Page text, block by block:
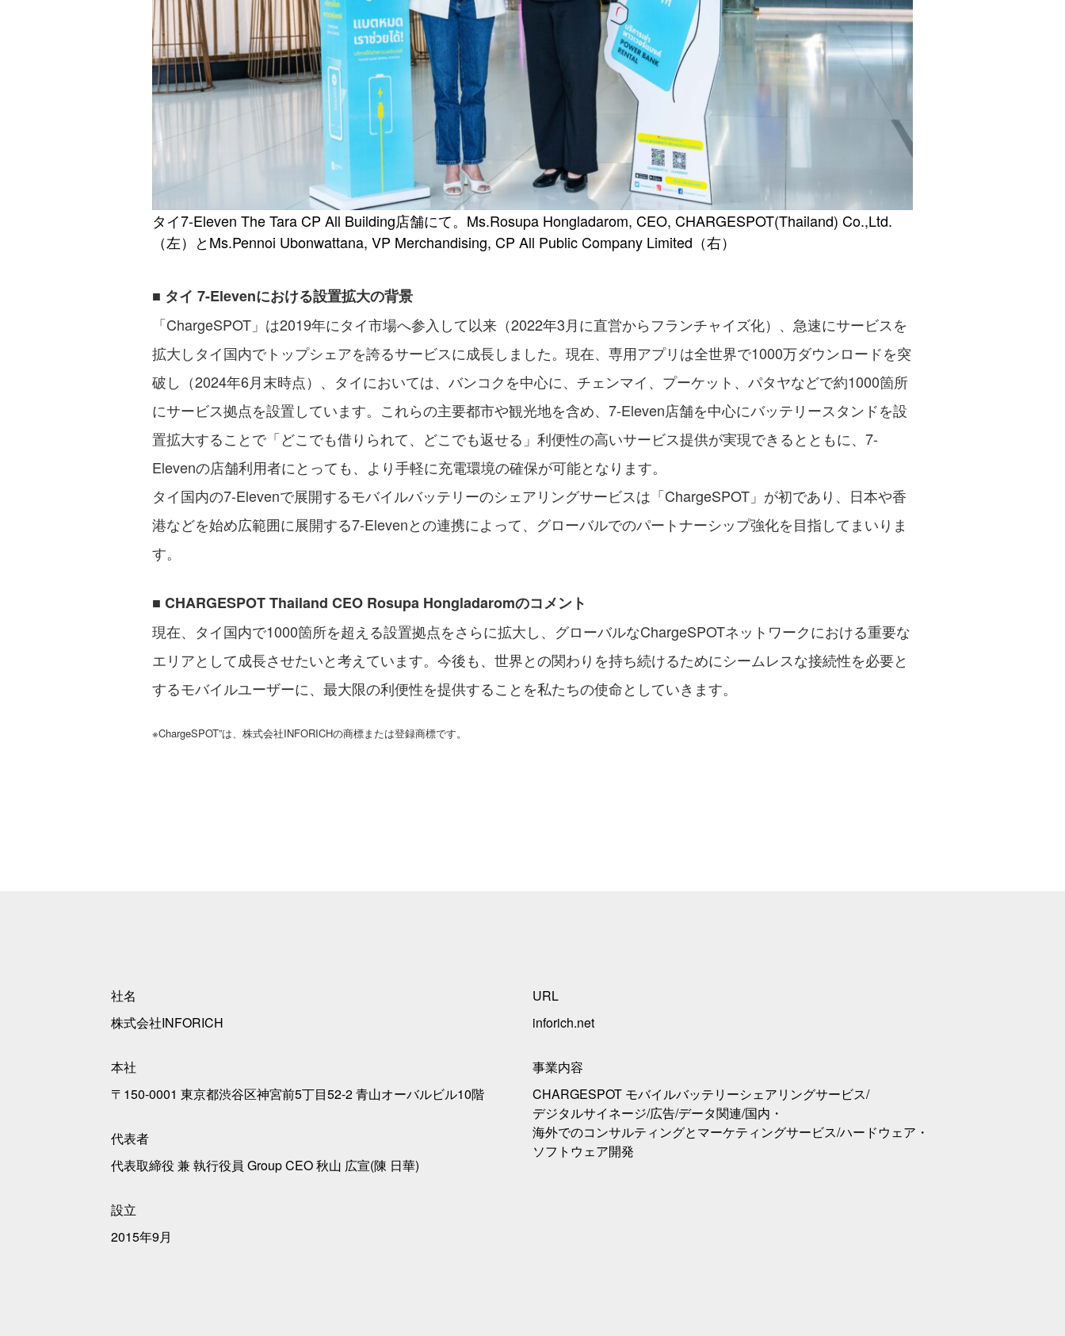
タイ7-Eleven The Tara CP All Building店舗にて。Ms.Rosupa Hongladarom, CEO, CHARGESPOT(Thailand) Co.,Ltd.
（左）とMs.Pennoi Ubonwattana, VP Merchandising, CP All Public Company Limited（右）
■ タイ 7-Elevenにおける設置拡大の背景
「ChargeSPOT」は2019年にタイ市場へ参入して以来（2022年3月に直営からフランチャイズ化）、急速にサービスを
拡大しタイ国内でトップシェアを誇るサービスに成長しました。現在、専用アプリは全世界で1000万ダウンロードを突
破し（2024年6月末時点）、タイにおいては、バンコクを中心に、チェンマイ、プーケット、パタヤなどで約1000箇所
にサービス拠点を設置しています。これらの主要都市や観光地を含め、7-Eleven店舗を中心にバッテリースタンドを設
置拡大することで「どこでも借りられて、どこでも返せる」利便性の高いサービス提供が実現できるとともに、7-
Elevenの店舗利用者にとっても、より手軽に充電環境の確保が可能となります。
タイ国内の7-Elevenで展開するモバイルバッテリーのシェアリングサービスは「ChargeSPOT」が初であり、日本や香
港などを始め広範囲に展開する7-Elevenとの連携によって、グローバルでのパートナーシップ強化を目指してまいりま
す。
■ CHARGESPOT Thailand CEO Rosupa Hongladaromのコメント
現在、タイ国内で1000箇所を超える設置拠点をさらに拡大し、グローバルなChargeSPOTネットワークにおける重要な
エリアとして成長させたいと考えています。今後も、世界との関わりを持ち続けるためにシームレスな接続性を必要と
するモバイルユーザーに、最大限の利便性を提供することを私たちの使命としていきます。
※ChargeSPOT”は、株式会社INFORICHの商標または登録商標です。
社名
株式会社INFORICH
本社
〒150-0001 東京都渋谷区神宮前5丁目52-2 青山オーバルビル10階
代表者
代表取締役 兼 執行役員 Group CEO 秋山 広宣(陳 日華)
設立
2015年9月
URL
inforich.net
事業内容
CHARGESPOT モバイルバッテリーシェアリングサービス/
デジタルサイネージ/広告/データ関連/国内・
海外でのコンサルティングとマーケティングサービス/ハードウェア・
ソフトウェア開発